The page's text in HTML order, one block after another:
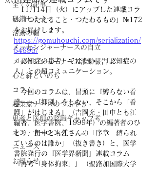
全ての記事
研鑽セミナー
活動の輪
メッセンジャーナースの自立
メッセンジャーナース活動報告
心と絆といのち
コラム
起業家ナースのつぶやき
患者と医師の認識ギャップ考
オン・ナーシング
ニュース
お知らせ
11月14日（火）にアップした連載コラ
ム「つたえること・つたわるもの」№172
をお届けします。
https://gomuhouchi.com/serialization/
54695/
「認知症の患者」ではない、「認知症の
人」との超コミュニケーション。
今回のコラムは、冒頭に『縛らない看
護――「抑制」をしない、そこから「看
護」がはじまる』（吉岡充・田中とも江
編著、医学書院、1999年）の編著者のひ
とり、田中とも江さんの「序章　縛られ
ているのは誰か」（抜き書き）と、医学
書院発行の『医学界新聞』連載コラム
『再考「身体拘束」』（聖路加国際大学